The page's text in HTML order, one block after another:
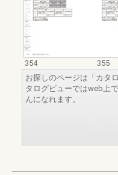
354
355
お探しのページは「カタ
タログビューではweb上
んになれます。